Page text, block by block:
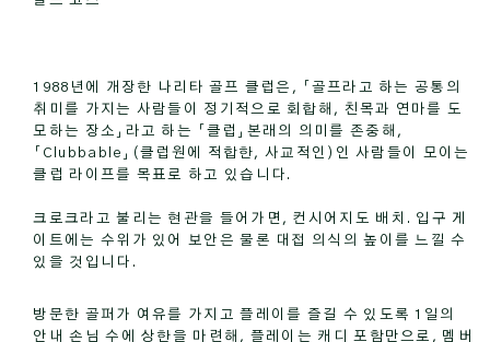
1988년에 개장한 나리타 골프 클럽은, 「골프라고 하는 공통의
취미를 가지는 사람들이 정기적으로 회합해, 친목과 연마를 도
모하는 장소」라고 하는 「클럽」본래의 의미를 존중해,
「Clubbable」(클럽원에 적합한, 사교적인)인 사람들이 모이는
클럽 라이프를 목표로 하고 있습니다.
크로크라고 불리는 현관을 들어가면, 컨시어지도 배치. 입구 게
이트에는 수위가 있어 보안은 물론 대접 의식의 높이를 느낄 수
있을 것입니다.
방문한 골퍼가 여유를 가지고 플레이를 즐길 수 있도록 1일의
안내 손님 수에 상한을 마련해, 플레이는 캐디 포함만으로, 멤버